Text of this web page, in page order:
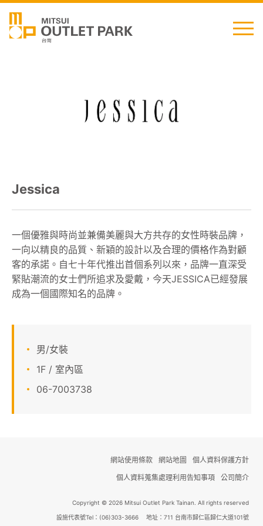
交通資訊
顧客服務
關於我們
APP會員專區
Jessica
一個優雅與時尚並兼備美麗與大方共存的女性時裝品牌，
一向以精良的品質、新穎的設計以及合理的價格作為對顧
客的承諾。自七十年代推出首個系列以來，品牌一直深受
緊貼潮流的女士們所追求及愛戴，今天JESSICA已經發展
成為一個國際知名的品牌。
男/女裝
1F / 室內區
06-7003738
網站使用條款 網站地圖
個人資料保護方針
個人資料蒐集處理利用告知事項
公司簡介
Copyright © 2026 Mitsui Outlet Park Tainan. All rights reserved
設施代表號Tel：(06)303-3666 地址：711 台南市歸仁區歸仁大道101號